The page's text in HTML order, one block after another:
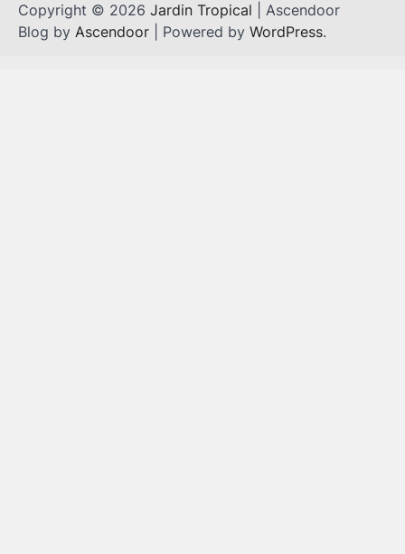
Aménager un balcon fleuri :
Copyright © 2026 Jardin Tropical | Ascendoor
Blog by Ascendoor | Powered by WordPress.